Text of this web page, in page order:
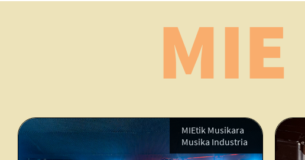
MIEtik Musikara
Musika Industria